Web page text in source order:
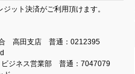
ット決済がご利用頂けます。
合 高田支店 普通：0212395
ジネス営業部 普通：7047079